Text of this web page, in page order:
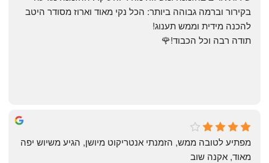
michal gottfried
4 months ago
להכנה מידית וממש תענוג!
תודה רבה וכל הכבוד!🌹
מאוד, אקנה שוב